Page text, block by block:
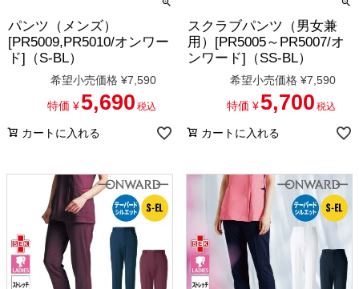
パンツ（メンズ）
[PR5009,PR5010/オンワー
ド]（S-BL）
希望小売価格 ¥7,590
特価 ¥ 5,690 税込
カートに入れる
スクラブパンツ（男女兼
用）[PR5005～PR5007/オ
ンワード]（SS-BL）
希望小売価格 ¥7,590
特価 ¥ 5,700 税込
カートに入れる